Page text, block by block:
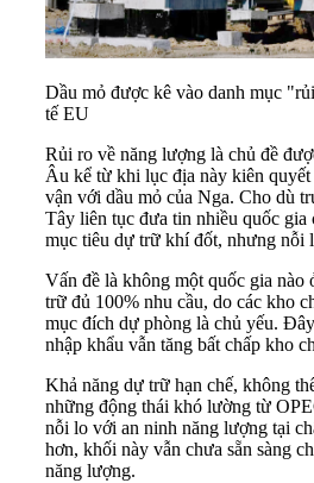
Dầu mỏ được kê vào danh mục
tế EU
Rủi ro về năng lượng là chủ đề
Âu kể từ khi lục địa này kiên quyết
vận với dầu mỏ của Nga. Cho dù
Tây liên tục đưa tin nhiều quốc gia
mục tiêu dự trữ khí đốt, nhưng nỗi
Vấn đề là không một quốc gia nào
trữ đủ 100% nhu cầu, do các kho
mục đích dự phòng là chủ yếu.
nhập khẩu vẫn tăng bất chấp kho
Khả năng dự trữ hạn chế, không
những động thái khó lường từ
nỗi lo với an ninh năng lượng tại
hơn, khối này vẫn chưa sẵn sàng
năng lượng.